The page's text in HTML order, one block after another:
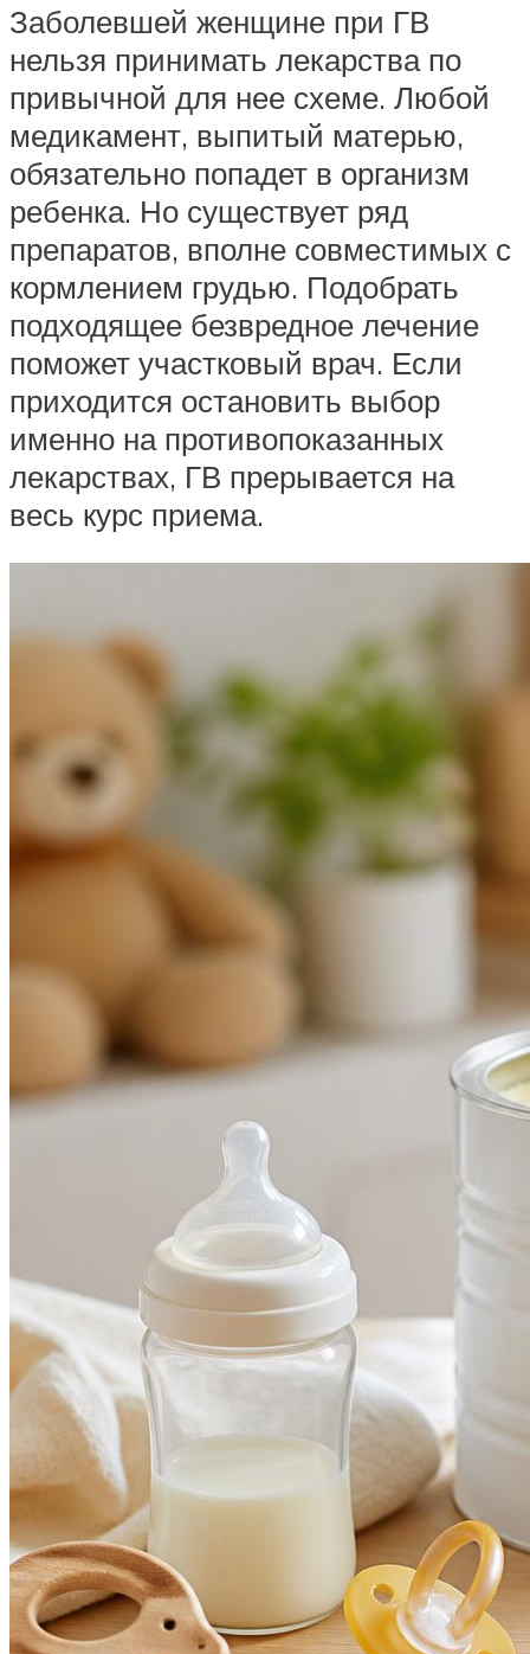
Заболевшей женщине при ГВ
нельзя принимать лекарства по
привычной для нее схеме. Любой
медикамент, выпитый матерью,
обязательно попадет в организм
ребенка. Но существует ряд
препаратов, вполне совместимых с
кормлением грудью. Подобрать
подходящее безвредное лечение
поможет участковый врач. Если
приходится остановить выбор
именно на противопоказанных
лекарствах, ГВ прерывается на
весь курс приема.